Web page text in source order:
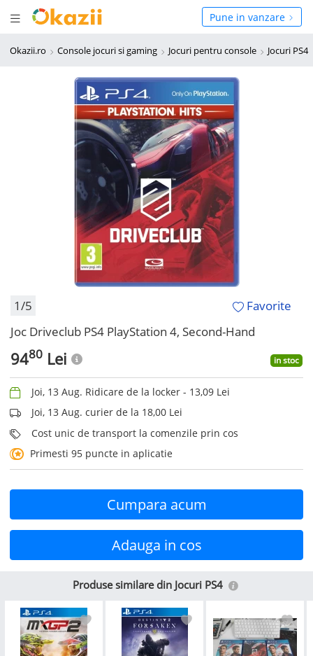
Deschide meniul
meniul Pune in vanzare
Okazii.ro Console jocuri si gaming Jocuri pentru console Jocuri PS4
1/5
Favorite
Joc Driveclub PS4 PlayStation 4, Second-Hand
9480 Lei in stoc
Joi, 13 Aug. Ridicare de la locker - 13,09 Lei
Joi, 13 Aug. curier de la 18,00 Lei
Cost unic de transport la comenzile prin cos
Primesti 95 puncte in aplicatie
Cumpara acum
Adauga in cos
Produse similare din Jocuri PS4